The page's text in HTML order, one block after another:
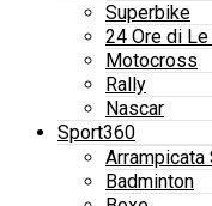
Superbike
24 Ore di
Motocross
Rally
Nascar
Sport360
Arrampicata
Badminton